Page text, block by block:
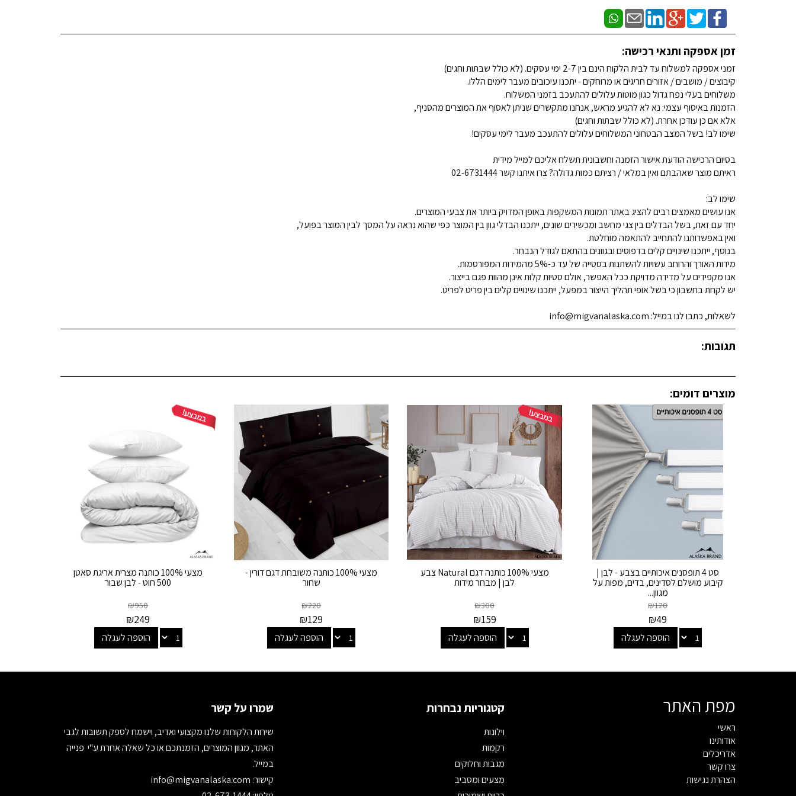
זמן אספקה ותנאי רכישה:
זמני אספקה למשלוח עד לבית הלקוח הינם בין 2-7 ימי עסקים. (לא כולל שבתות וחגים)
קיבוצים / מושבים / אזורים חריגים או מרוחקים - יתכנו עיכובים מעבר לימים הללו.
משלוחים בעלי נפח גדול כגון מוטות עלולים להתעכב בזמני המשלוח.
הזמנות באיסוף עצמי: נא לא להגיע מראש, אנחנו מתקשרים שניתן לאסוף את המוצרים מהסניף,
אלא אם כן עודכן אחרת. (לא כולל שבתות וחגים)
שימו לב! בשל המצב הבטחוני המשלוחים עלולים להתעכב מעבר לימי עסקים!
בסיום הרכישה הודעת אישור הזמנה וחשבונית תשלח אליכם למייל מידית
ראיתם מוצר שאהבתם ואין במלאי / רציתם כמות גדולה? צרו איתנו קשר 02-6731444
שימו לב:
אנו עושים מאמצים רבים להציג באתר תמונות המשקפות באופן המדויק ביותר את צבעי המוצרים.
יחד עם זאת, בשל הבדלים בין צגי מחשב ומכשירים שונים, ייתכנו הבדלי גוון בין המוצר כפי שהוא נראה על המסך לבין המוצר בפועל,
ואין באפשרותנו להתחייב להתאמה מוחלטת.
בנוסף, ייתכנו שינויים קלים בדפוסים ובגוונים בהתאם לגודל הנבחר.
מידות האורך והרוחב עשויות להשתנות בסטייה של עד כ-5% מהמידות המפורסמות.
אנו מקפידים על מדידה מדויקת ככל האפשר, אולם סטיות קלות אינן מהוות פגם בייצור.
יש לקחת בחשבון כי בשל אופי תהליך הייצור במפעל, ייתכנו שינויים קלים בין פריט לפריט.
לשאלות, כתבו לנו במייל: info@migvanalaska.com
תגובות:
מוצרים דומים:
סט 4 תופסנים איכותיים בצבע - לבן |
קיבוע מושלם לסדינים, בדים, מפות על
מגוון...
₪120
₪49
הוספה לעגלה
מצעי 100% כותנה דגם Natural צבע
לבן | מבחר מידות
₪300
₪159
הוספה לעגלה
מצעי 100% כותנה משובחת דגם דורין -
שחור
₪220
₪129
הוספה לעגלה
מצעי 100% כותנה מצרית אריגת סאטן
500 חוט - לבן שבור
₪950
₪249
הוספה לעגלה
מפת האתר
ראשי
אודותינו
אדריכלים
צרו קשר
הצהרת נגישות
קטגוריות נבחרות
וילונות
רקמות
מגבות וחלוקים
מצעים ומסביב
שמרו על קשר
שירות הלקוחות שלנו מקצועי ואדיב, וישמח לספק תשובות לגבי
האתר, מגוון המוצרים, הזמנתכם או כל שאלה אחרת ע"י פנייה
במייל.
קישור: